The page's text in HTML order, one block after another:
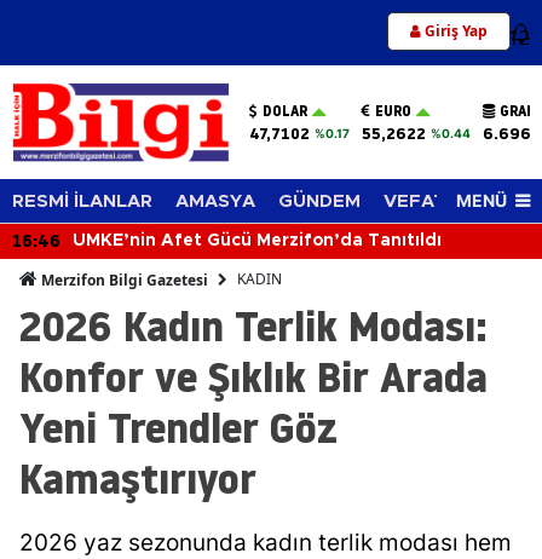
Giriş Yap 12
DOLAR
47,7102 %0.17
EURO
55,2622 %0.44
RESMİ İLANLAR AMASYA GÜNDEM VEFAT EDENLER
MENÜ
16:46 UMKE’nin Afet Gücü Merzifon’da Tanıtıldı
Merzifon Bilgi Gazetesi KADIN
2026 Kadın Terlik Modası:
Konfor ve Şıklık Bir Arada
Yeni Trendler Göz
Kamaştırıyor
2026 yaz sezonunda kadın terlik modası hem